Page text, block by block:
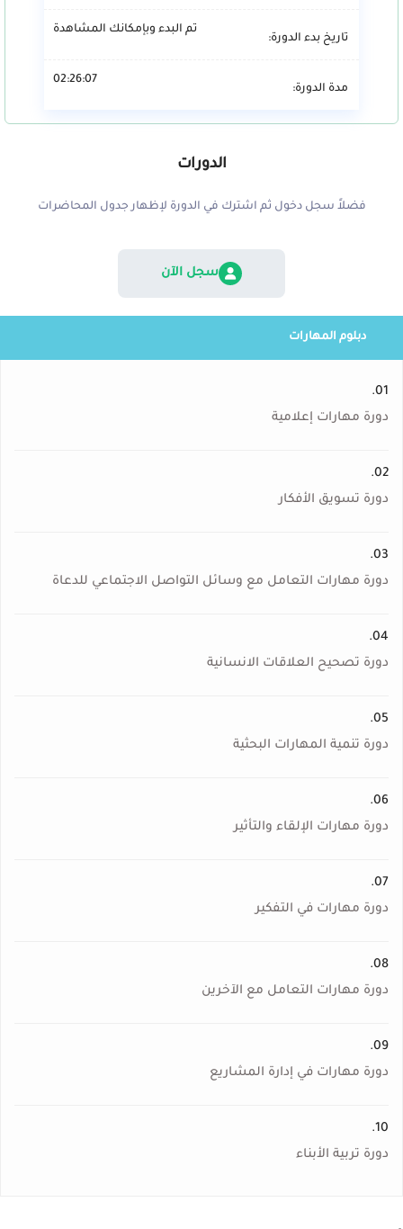
تاريخ بدء الدورة:
تم البدء وبإمكانك المشاهدة
مدة الدورة:
02:26:07
الدورات
فضلاً سجل دخول ثم اشترك في الدورة لإظهار جدول المحاضرات
سجل الآن
دبلوم المهارات
01.
دورة مهارات إعلامية
02.
دورة تسويق الأفكار
03.
دورة مهارات التعامل مع وسائل التواصل الاجتماعي للدعاة
04.
دورة تصحيح العلاقات الانسانية
05.
دورة تنمية المهارات البحثية
06.
دورة مهارات الإلقاء والتأثير
07.
دورة مهارات في التفكير
08.
دورة مهارات التعامل مع الآخرين
09.
دورة مهارات في إدارة المشاريع
10.
دورة تربية الأبناء